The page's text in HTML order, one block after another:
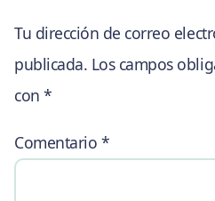
Tu dirección de correo
publicada. Los campos
con*
Comentario *